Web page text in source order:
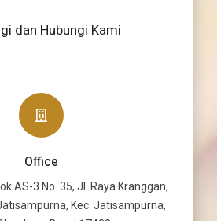
dan Hubungi Kami
Office
AS-3 No. 35, Jl. Raya Kranggan,
Kec. Jatisampurna,